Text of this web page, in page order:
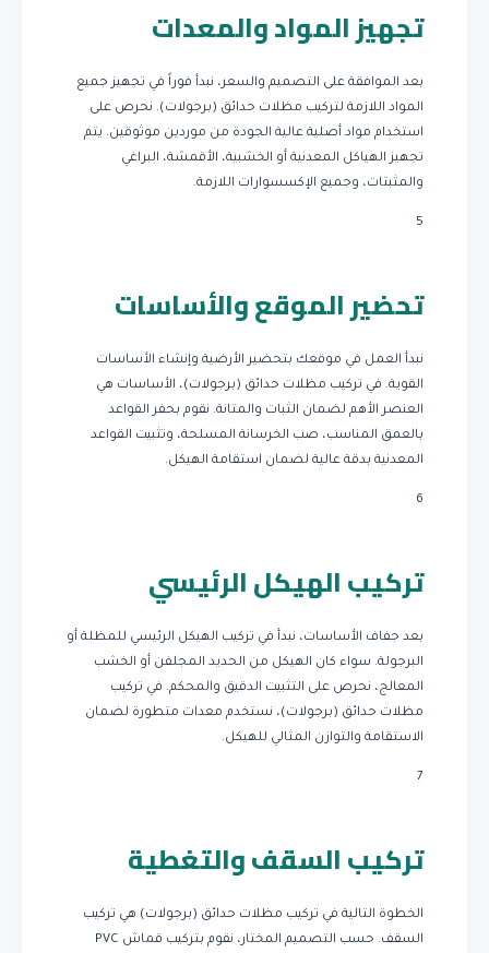
تجهيز المواد والمعدات
بعد الموافقة على التصميم والسعر، نبدأ فوراً في تجهيز جميع
المواد اللازمة لتركيب مظلات حدائق (برجولات). نحرص على
استخدام مواد أصلية عالية الجودة من موردين موثوقين. يتم
تجهيز الهياكل المعدنية أو الخشبية، الأقمشة، البراغي
والمثبتات، وجميع الإكسسوارات اللازمة.
5
تحضير الموقع والأساسات
نبدأ العمل في موقعك بتحضير الأرضية وإنشاء الأساسات
القوية. في تركيب مظلات حدائق (برجولات)، الأساسات هي
العنصر الأهم لضمان الثبات والمتانة. نقوم بحفر القواعد
بالعمق المناسب، صب الخرسانة المسلحة، وتثبيت القواعد
المعدنية بدقة عالية لضمان استقامة الهيكل.
6
تركيب الهيكل الرئيسي
بعد جفاف الأساسات، نبدأ في تركيب الهيكل الرئيسي للمظلة أو
البرجولة. سواء كان الهيكل من الحديد المجلفن أو الخشب
المعالج، نحرص على التثبيت الدقيق والمحكم. في تركيب
مظلات حدائق (برجولات)، نستخدم معدات متطورة لضمان
الاستقامة والتوازن المثالي للهيكل.
7
تركيب السقف والتغطية
الخطوة التالية في تركيب مظلات حدائق (برجولات) هي تركيب
السقف. حسب التصميم المختار، نقوم بتركيب قماش PVC